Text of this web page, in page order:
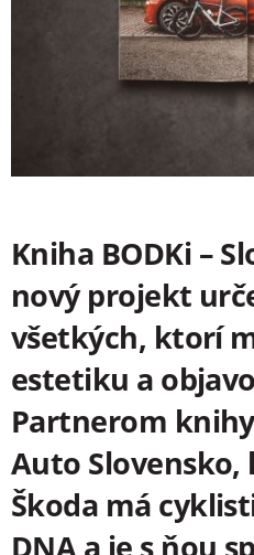
Kniha BODKi –
nový projekt
všetkých, ktorí
estetiku a
Partnerom
Auto Slovensko,
Škoda má
DNA a je s ňou